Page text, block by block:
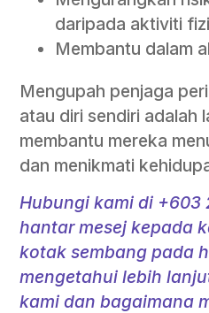
daripada aktiviti
Membantu dalam
Mengupah penjaga
atau diri sendiri adalah
membantu mereka
dan menikmati
Hubungi kami di +603
hantar mesej kepada
kotak sembang pada
mengetahui lebih
kami dan bagaimana